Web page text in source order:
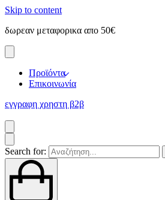
Skip to content
δωρεαν μεταφορικα απο 50€
Προϊόντα
Επικοινωνία
εγγραφη χρηστη β2β
Search for: